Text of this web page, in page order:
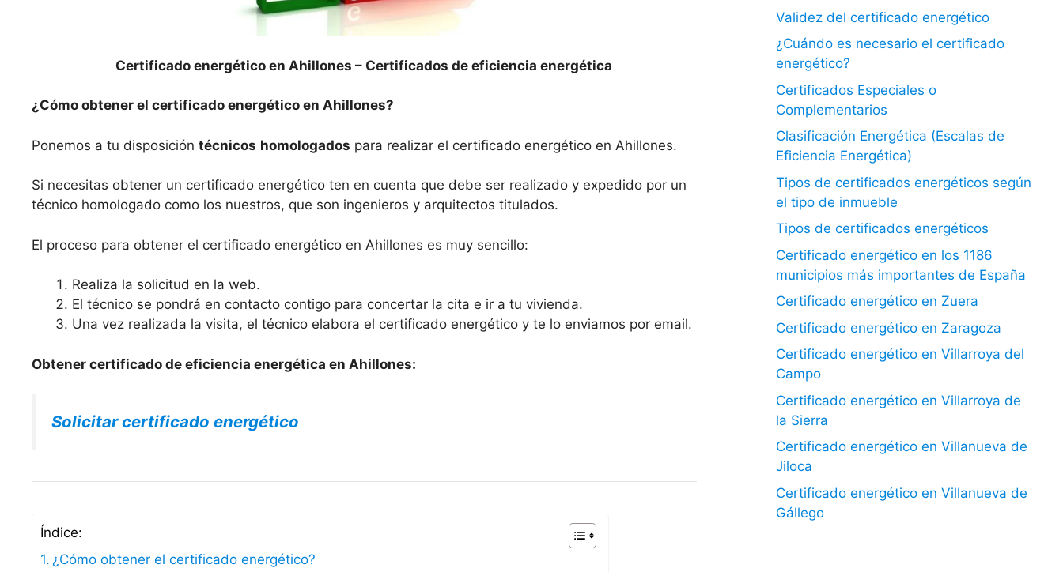
Certificado energético en Ahillones – Certificados de eficiencia energética
¿Cómo obtener el certificado energético en Ahillones?
Ponemos a tu disposición técnicos homologados para realizar el certificado energético en Ahillones.
Si necesitas obtener un certificado energético ten en cuenta que debe ser realizado y expedido por un
técnico homologado como los nuestros, que son ingenieros y arquitectos titulados.
El proceso para obtener el certificado energético en Ahillones es muy sencillo:
Realiza la solicitud en la web.
El técnico se pondrá en contacto contigo para concertar la cita e ir a tu vivienda.
Una vez realizada la visita, el técnico elabora el certificado energético y te lo enviamos por email.
Obtener certificado de eficiencia energética en Ahillones:
Solicitar certificado energético
Índice:
¿Cómo obtener el certificado energético?
Validez del certificado energético
¿Cuándo es necesario el certificado
energético?
Certificados Especiales o
Complementarios
Clasificación Energética (Escalas de
Eficiencia Energética)
Tipos de certificados energéticos según
el tipo de inmueble
Tipos de certificados energéticos
Certificado energético en los 1186
municipios más importantes de España
Certificado energético en Zuera
Certificado energético en Zaragoza
Certificado energético en Villarroya del
Campo
Certificado energético en Villarroya de
la Sierra
Certificado energético en Villanueva de
Jiloca
Certificado energético en Villanueva de
Gállego